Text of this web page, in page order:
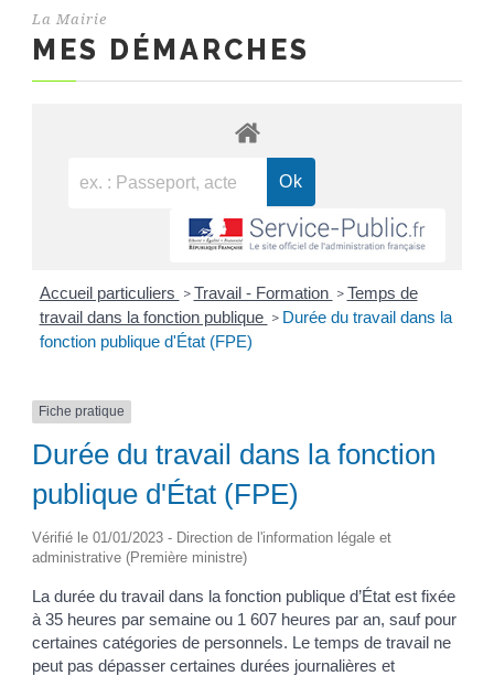
La Mairie
MES DÉMARCHES
Accueil particuliers > Travail - Formation > Temps de
travail dans la fonction publique > Durée du travail dans la
fonction publique d'État (FPE)
Fiche pratique
Durée du travail dans la fonction
publique d'État (FPE)
Vérifié le 01/01/2023 - Direction de l'information légale et
administrative (Première ministre)
La durée du travail dans la fonction publique d’État est fixée
à 35 heures par semaine ou 1 607 heures par an, sauf pour
certaines catégories de personnels. Le temps de travail ne
peut pas dépasser certaines durées journalières et